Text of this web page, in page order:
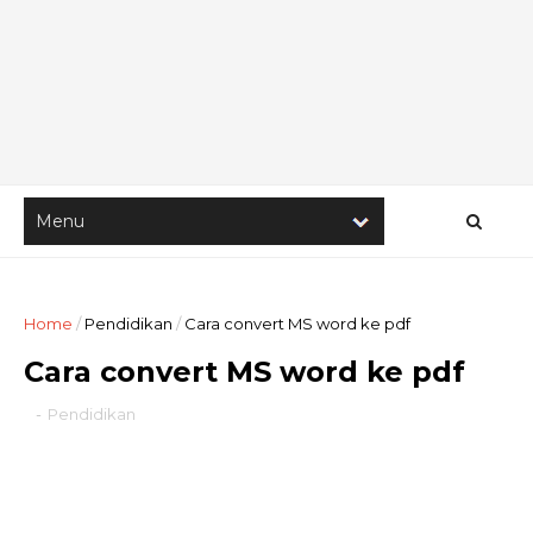
Home / Pendidikan / Cara convert MS word ke pdf
Cara convert MS word ke pdf
- Pendidikan